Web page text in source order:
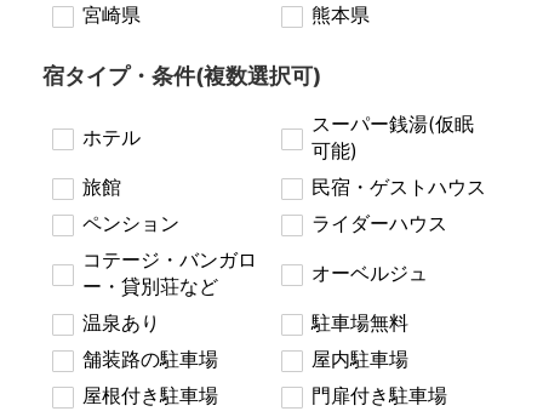
宮崎県
熊本県
宿タイプ・条件(複数選択可)
ホテル
スーパー銭湯(仮眠
可能)
旅館
民宿・ゲストハウス
ペンション
ライダーハウス
コテージ・バンガロ
ー・貸別荘など
オーベルジュ
温泉あり
駐車場無料
舗装路の駐車場
屋内駐車場
屋根付き駐車場
門扉付き駐車場